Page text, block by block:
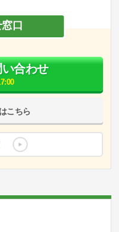
口
こちら
合わせ